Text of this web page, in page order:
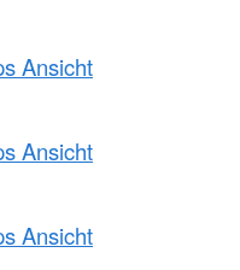
Ansicht
Ansicht
Ansicht